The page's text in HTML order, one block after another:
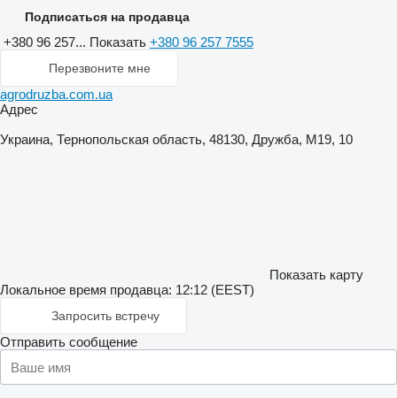
Подписаться на продавца
+380 96 257... Показать +380 96 257 7555
Перезвоните мне
agrodruzba.com.ua
Адрес
Украина, Тернопольская область, 48130, Дружба, М19, 10
Показать карту
Локальное время продавца: 12:12 (EEST)
Запросить встречу
Отправить сообщение